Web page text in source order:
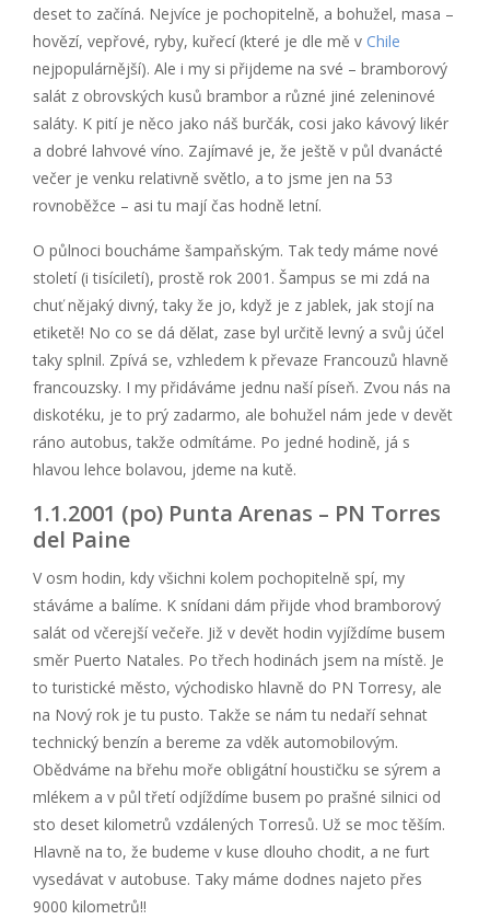
deset to začíná. Nejvíce je pochopitelně, a bohužel, masa –
hovězí, vepřové, ryby, kuřecí (které je dle mě v Chile
nejpopulárnější). Ale i my si přijdeme na své – bramborový
salát z obrovských kusů brambor a různé jiné zeleninové
saláty. K pití je něco jako náš burčák, cosi jako kávový likér
a dobré lahvové víno. Zajímavé je, že ještě v půl dvanácté
večer je venku relativně světlo, a to jsme jen na 53
rovnoběžce – asi tu mají čas hodně letní.
O půlnoci boucháme šampaňským. Tak tedy máme nové
století (i tisíciletí), prostě rok 2001. Šampus se mi zdá na
chuť nějaký divný, taky že jo, když je z jablek, jak stojí na
etiketě! No co se dá dělat, zase byl určitě levný a svůj účel
taky splnil. Zpívá se, vzhledem k převaze Francouzů hlavně
francouzsky. I my přidáváme jednu naší píseň. Zvou nás na
diskotéku, je to prý zadarmo, ale bohužel nám jede v devět
ráno autobus, takže odmítáme. Po jedné hodině, já s
hlavou lehce bolavou, jdeme na kutě.
1.1.2001 (po) Punta Arenas – PN Torres
del Paine
V osm hodin, kdy všichni kolem pochopitelně spí, my
stáváme a balíme. K snídani dám přijde vhod bramborový
salát od včerejší večeře. Již v devět hodin vyjíždíme busem
směr Puerto Natales. Po třech hodinách jsem na místě. Je
to turistické město, východisko hlavně do PN Torresy, ale
na Nový rok je tu pusto. Takže se nám tu nedaří sehnat
technický benzín a bereme za vděk automobilovým.
Obědváme na břehu moře obligátní houstičku se sýrem a
mlékem a v půl třetí odjíždíme busem po prašné silnici od
sto deset kilometrů vzdálených Torresů. Už se moc těším.
Hlavně na to, že budeme v kuse dlouho chodit, a ne furt
vysedávat v autobuse. Taky máme dodnes najeto přes
9000 kilometrů!!